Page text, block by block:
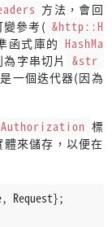
方法，會回
變參考( &http::H
函式庫的 HashMa
字串切片 &str
一個迭代器(因為
Authorization 標
來儲存，以便在
Request};